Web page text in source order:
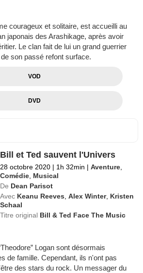
courageux et solitaire, est accueilli au
japonais des Arashikage, après avoir
Le clan fait de lui un grand guerrier
son passé refont surface.
VOD
DVD
Bill et Ted sauvent l'Univers
28 octobre 2020 | 1h 32min | Aventure
Comédie Musical
De Dean Parisot
Avec Keanu Reeves ,Alex Winter, Kristen
Schaal
Titre original Bill & Ted Face The Music
Logan sont désormais
de famille. Cependant, ils n'ont pas
des stars du rock. Un messager du